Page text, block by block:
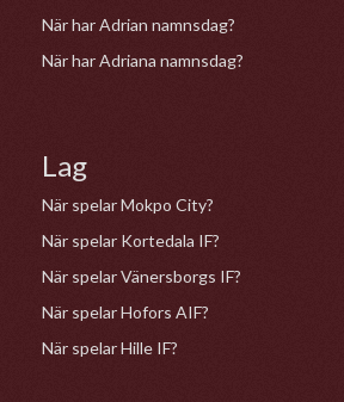
När har Adrian namnsdag?
När har Adriana namnsdag?
Lag
När spelar Mokpo City?
När spelar Kortedala IF?
När spelar Vänersborgs IF?
När spelar Hofors AIF?
När spelar Hille IF?